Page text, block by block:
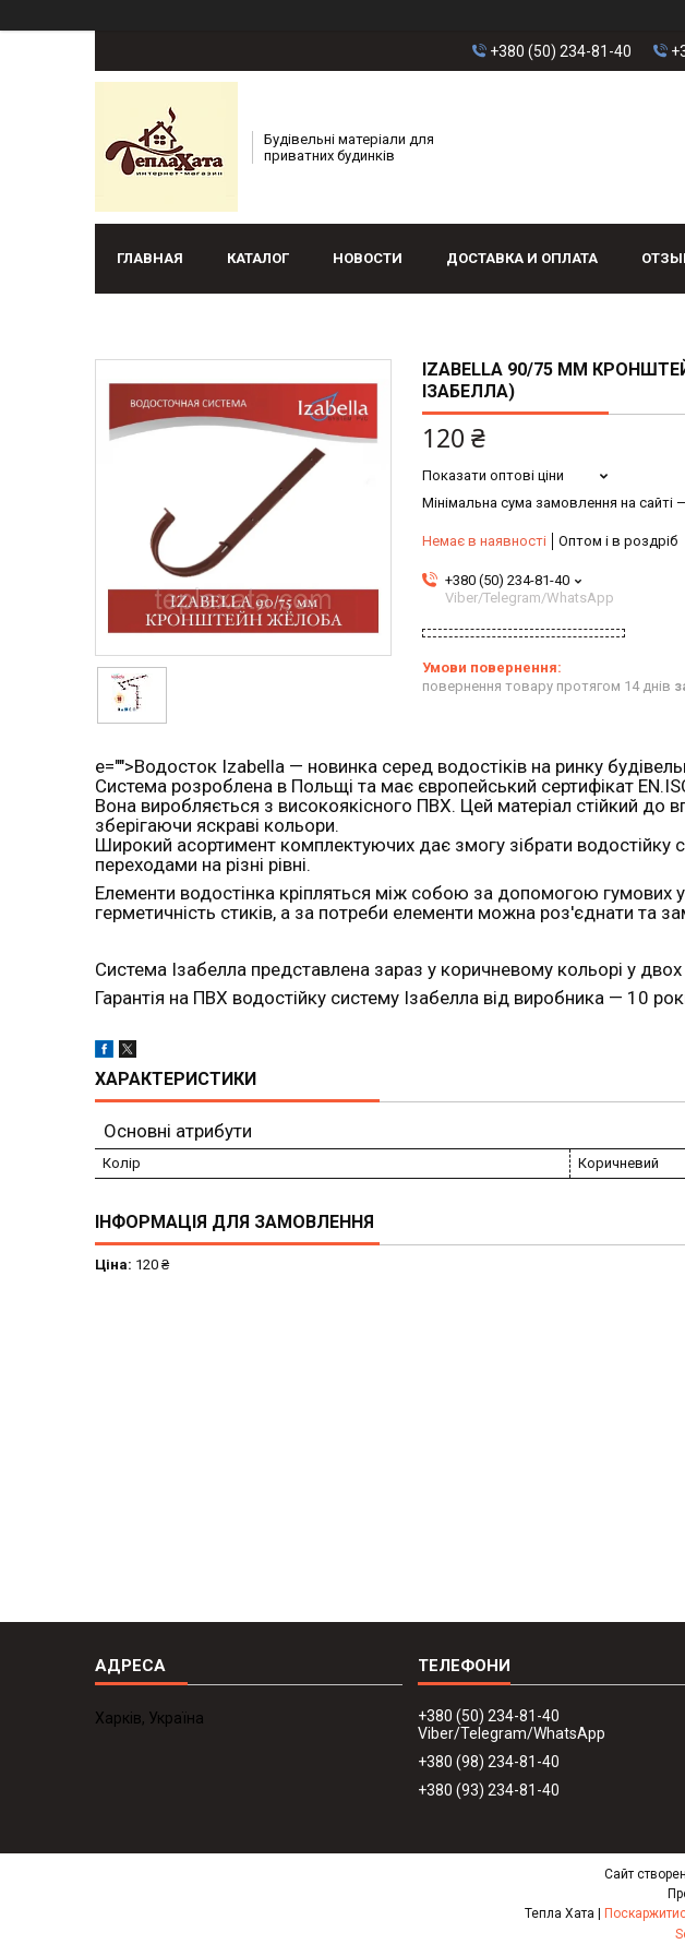
+380 (50) 234-81-40
Будівельні матеріали для
приватних будинків
ГЛАВНАЯ КАТАЛОГ НОВОСТИ ДОСТАВКА И ОПЛАТА
IZABELLA 90/75 ММ
ІЗАБЕЛЛА)
120 ₴
Показати оптові ціни
Мінімальна сума замовлення на сайті
Немає в наявності Оптом і в роздріб
+380 (50) 234-81-40
Viber/Telegram/WhatsApp
повернення товару протягом 14 днів
e="">Водосток Izabella — новинка серед водостіків на ринку
Система розроблена в Польщі та має європейський сертифікат
Вона виробляється з високоякісного ПВХ. Цей матеріал стійкий до
зберігаючи яскраві кольори.
Широкий асортимент комплектуючих дає змогу зібрати водостійку
переходами на різні рівні.
Елементи водостінка кріпляться між собою за допомогою гумових
герметичність стиків, а за потреби елементи можна роз'єднати та
Система Ізабелла представлена зараз у коричневому кольорі у
Гарантія на ПВХ водостійку систему Ізабелла від виробника — 10
ХАРАКТЕРИСТИКИ
Основні атрибути
Колір Коричневий
ІНФОРМАЦІЯ ДЛЯ ЗАМОВЛЕННЯ
Ціна: 120 ₴
Харків, Україна
+380 (50) 234-81-40
Viber/Telegram/WhatsApp
+380 (98) 234-81-40
+380 (93) 234-81-40
Сайт